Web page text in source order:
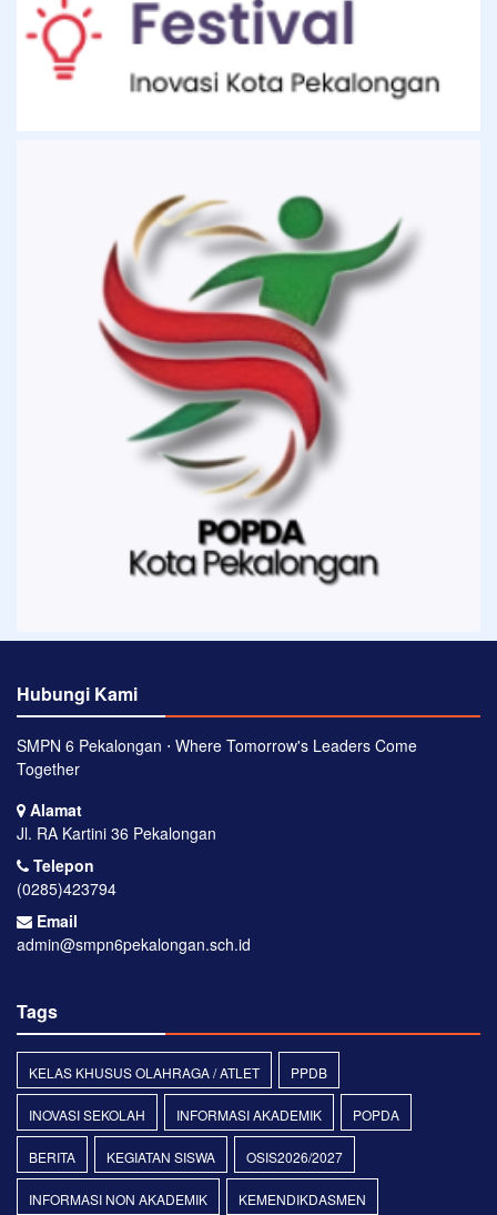
Hubungi Kami
SMPN 6 Pekalongan ⋅ Where Tomorrow's Leaders Come
Together
Alamat
Jl. RA Kartini 36 Pekalongan
Telepon
(0285)423794
Email
admin@smpn6pekalongan.sch.id
Tags
KELAS KHUSUS OLAHRAGA / ATLET PPDB
INOVASI SEKOLAH INFORMASI AKADEMIK POPDA
BERITA KEGIATAN SISWA OSIS2026/2027
INFORMASI NON AKADEMIK KEMENDIKDASMEN